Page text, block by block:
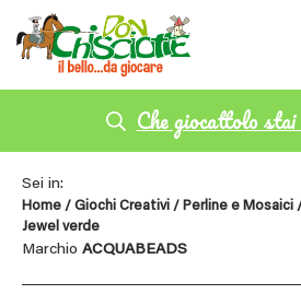
Che giocattolo stai
Sei in:
Home / Giochi Creativi / Perline e Mosaici
Jewel verde
Marchio ACQUABEADS